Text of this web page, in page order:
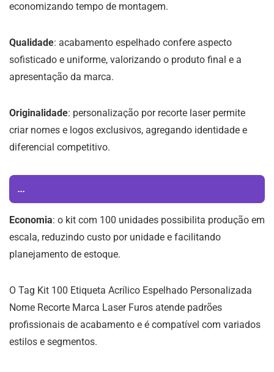
economizando tempo de montagem.
Qualidade: acabamento espelhado confere aspecto
sofisticado e uniforme, valorizando o produto final e a
apresentação da marca.
Originalidade: personalização por recorte laser permite
criar nomes e logos exclusivos, agregando identidade e
diferencial competitivo.
...
Economia: o kit com 100 unidades possibilita produção em
escala, reduzindo custo por unidade e facilitando
planejamento de estoque.
O Tag Kit 100 Etiqueta Acrílico Espelhado Personalizada
Nome Recorte Marca Laser Furos atende padrões
profissionais de acabamento e é compatível com variados
estilos e segmentos.